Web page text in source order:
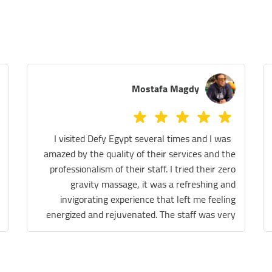
Melissa Azer
We tried the Sauna, legs massage and the
massage chair! They were all really fantastic!
The staff are extremely helpful and the place is
spotless. We really had a great experience.
Thank you so much Defy team 😊